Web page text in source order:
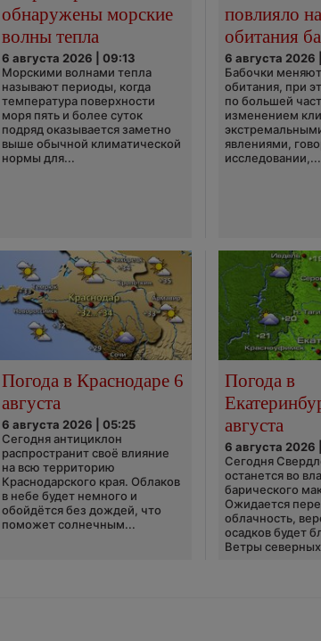
обнаружены морские
волны тепла
6 августа 2026 | 09:13
Морскими волнами тепла
называют периоды, когда
температура поверхности
моря пять и более суток
подряд оказывается заметно
выше обычной климатической
нормы для...
повлияло
обитания
6 августа 2026
Бабочки
обитания, при
по большей
изменением
явлениями,
исследовании,...
Погода в Краснодаре 6
августа
6 августа 2026 | 05:25
Сегодня антициклон
распространит своё влияние
на всю территорию
Краснодарского края. Облаков
в небе будет немного и
обойдётся без дождей, что
поможет солнечным...
Погода в
августа
6 августа 2026
Сегодня
останется во
барического
Ожидается
облачность,
осадков будет
Ветры